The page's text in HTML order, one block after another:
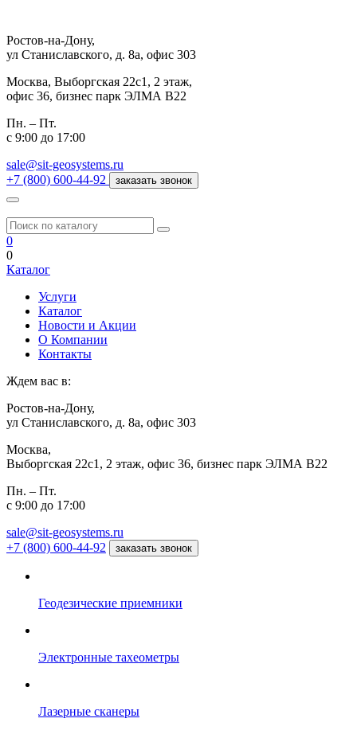
Ростов-на-Дону,
ул Станиславского, д. 8а, офис 303
Москва, Выборгская 22с1, 2 этаж,
офис 36, бизнес парк ЭЛМА В22
Пн. – Пт.
с 9:00 до 17:00
sale@sit-geosystems.ru
+7 (800) 600-44-92
заказать звонок
0
0
Каталог
Услуги
Каталог
Новости и Акции
О Компании
Контакты
Ждем вас в:
Ростов-на-Дону,
ул Станиславского, д. 8а, офис 303
Москва,
Выборгская 22с1, 2 этаж, офис 36, бизнес парк ЭЛМА В22
Пн. – Пт.
с 9:00 до 17:00
sale@sit-geosystems.ru
+7 (800) 600-44-92
заказать звонок
Геодезические приемники
Электронные тахеометры
Лазерные сканеры